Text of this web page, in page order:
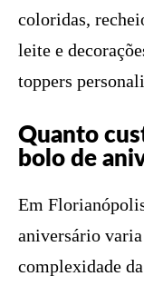
coloridas,
leite e
toppers
Quanto
bolo de
Em
aniversário
complexidade